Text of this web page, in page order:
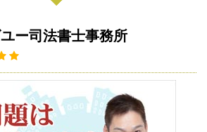
ー司法書士事務所